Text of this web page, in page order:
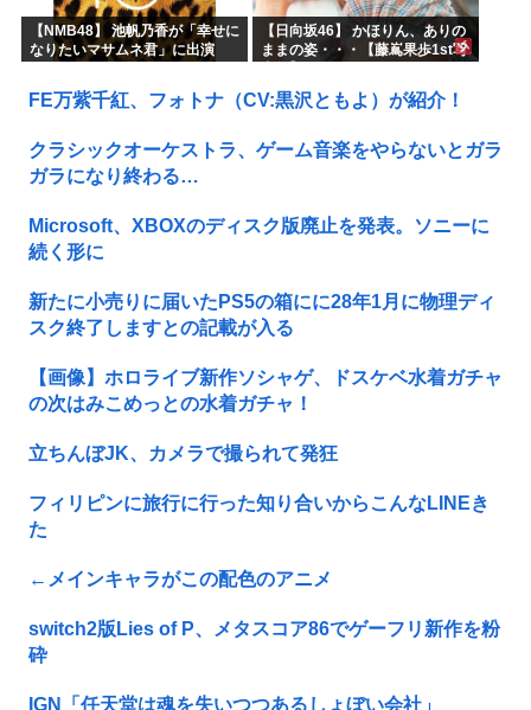
【NMB48】 池帆乃香が「幸せに
なりたいマサムネ君」に出演
【日向坂46】 かほりん、ありの
ままの姿・・・【藤嶌果歩1st写
FE万紫千紅、フォトナ（CV:黒沢ともよ）が紹介！
クラシックオーケストラ、ゲーム音楽をやらないとガラ
ガラになり終わる…
Microsoft、XBOXのディスク版廃止を発表。ソニーに
続く形に
新たに小売りに届いたPS5の箱にに28年1月に物理ディ
スク終了しますとの記載が入る
【画像】ホロライブ新作ソシャゲ、ドスケベ水着ガチャ
の次はみこめっとの水着ガチャ！
立ちんぼJK、カメラで撮られて発狂
フィリピンに旅行に行った知り合いからこんなLINEき
た
←メインキャラがこの配色のアニメ
switch2版Lies of P、メタスコア86でゲーフリ新作を粉
砕
IGN「任天堂は魂を失いつつあるしょぼい会社」